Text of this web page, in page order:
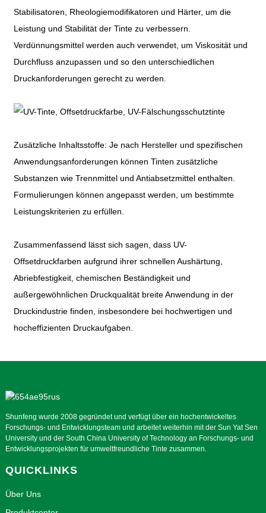
Stabilisatoren, Rheologiemodifikatoren und Härter, um die
Leistung und Stabilität der Tinte zu verbessern.
Verdünnungsmittel werden auch verwendet, um Viskosität und
Durchfluss anzupassen und so den unterschiedlichen
Druckanforderungen gerecht zu werden.
Zusätzliche Inhaltsstoffe: Je nach Hersteller und spezifischen
Anwendungsanforderungen können Tinten zusätzliche
Substanzen wie Trennmittel und Antiabsetzmittel enthalten.
Formulierungen können angepasst werden, um bestimmte
Leistungskriterien zu erfüllen.
Zusammenfassend lässt sich sagen, dass UV-
Offsetdruckfarben aufgrund ihrer schnellen Aushärtung,
Abriebfestigkeit, chemischen Beständigkeit und
außergewöhnlichen Druckqualität breite Anwendung in der
Druckindustrie finden, insbesondere bei hochwertigen und
hocheffizienten Druckaufgaben.
Shunfeng wurde 2008 gegründet und verfügt über ein hochentwickeltes
Forschungs- und Entwicklungsteam und arbeitet weiterhin mit der Sun Yat Sen
University und der South China University of Technology an Forschungs- und
Entwicklungsprojekten für umweltfreundliche Tinte zusammen.
QUICKLINKS
Über Uns